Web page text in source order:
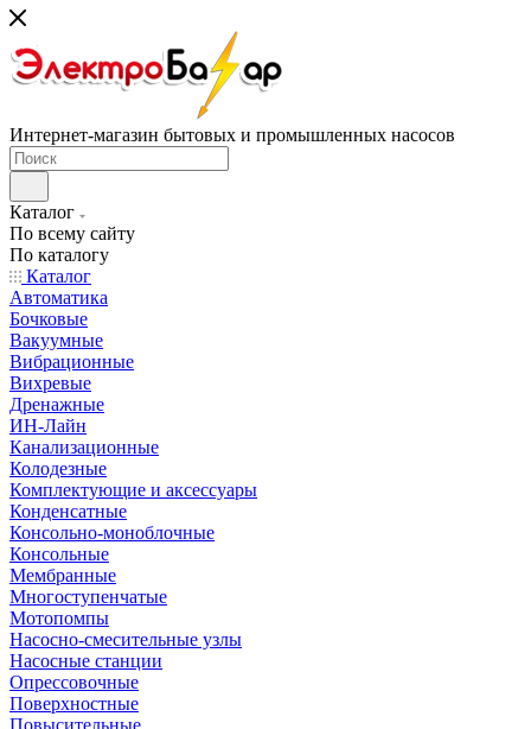
Интернет-магазин бытовых и промышленных насосов
Каталог
По всему сайту
По каталогу
Каталог
Автоматика
Бочковые
Вакуумные
Вибрационные
Вихревые
Дренажные
ИН-Лайн
Канализационные
Колодезные
Комплектующие и аксессуары
Конденсатные
Консольно-моноблочные
Консольные
Мембранные
Многоступенчатые
Мотопомпы
Насосно-смесительные узлы
Насосные станции
Опрессовочные
Поверхностные
Повысительные